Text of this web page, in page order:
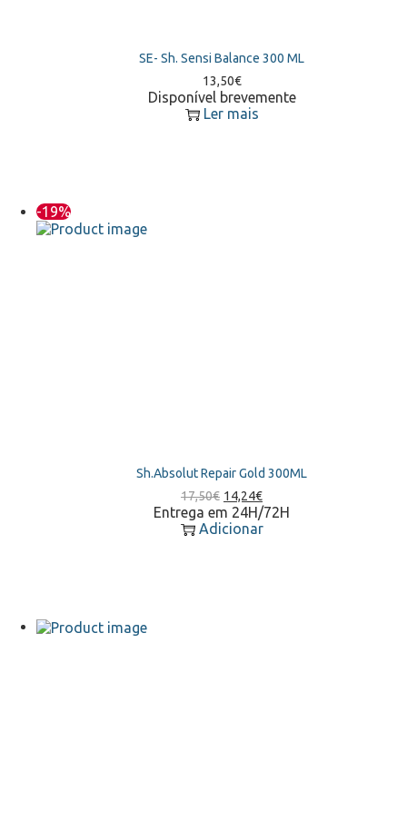
SE- Sh. Sensi Balance 300 ML
13,50€
Disponível brevemente
Ler mais
-19%
Sh.Absolut Repair Gold 300ML
17,50€ O
preço
original
14,24€O
preço
atual
Entrega em 24H/72H
Adicionar